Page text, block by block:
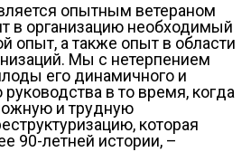
опытным ветераном
в организацию необходимый
опыт, а также опыт в области
Мы с нетерпением
его динамичного и
в то время, когда
и трудную
которая
90-летней истории, –